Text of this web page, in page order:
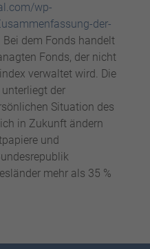
wp-
der-
dem Fonds handelt
Fonds, der nicht
verwaltet wird. Die
der
Situation des
in Zukunft ändern
und
mehr als 35 %